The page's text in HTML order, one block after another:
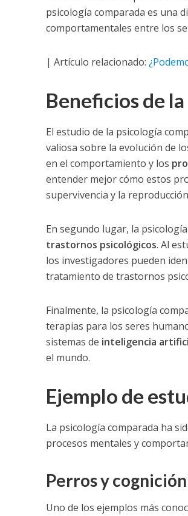
psicología comparada es una
comportamentales entre los
| Artículo relacionado:
Beneficios de
El estudio de la psicología
valiosa sobre la evolución de
en el comportamiento y los
entender mejor cómo estos
supervivencia y la
En segundo lugar, la
trastornos psicológicos. Al
los investigadores pueden
tratamiento de trastornos
Finalmente, la psicología
terapias para los seres
sistemas de inteligencia
el mundo.
Ejemplo de
La psicología comparada ha
procesos mentales y
Perros y
Uno de los ejemplos más